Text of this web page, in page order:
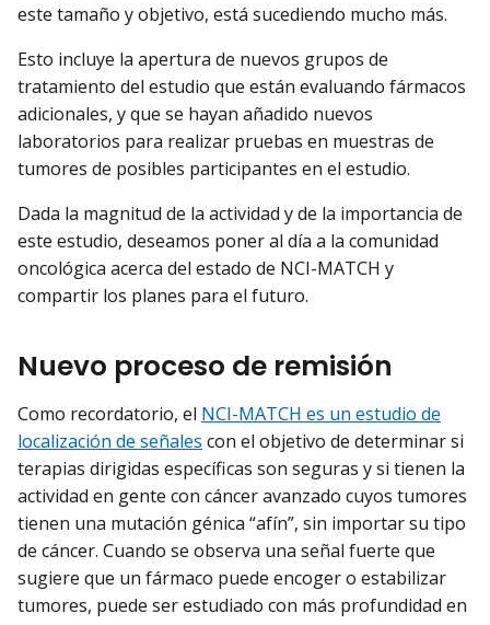
este tamaño y objetivo, está sucediendo mucho más.
Esto incluye la apertura de nuevos grupos de
tratamiento del estudio que están evaluando fármacos
adicionales, y que se hayan añadido nuevos
laboratorios para realizar pruebas en muestras de
tumores de posibles participantes en el estudio.
Dada la magnitud de la actividad y de la importancia de
este estudio, deseamos poner al día a la comunidad
oncológica acerca del estado de NCI-MATCH y
compartir los planes para el futuro.
Nuevo proceso de remisión
Como recordatorio, el NCI-MATCH es un estudio de
localización de señales con el objetivo de determinar si
terapias dirigidas específicas son seguras y si tienen la
actividad en gente con cáncer avanzado cuyos tumores
tienen una mutación génica “afín”, sin importar su tipo
de cáncer. Cuando se observa una señal fuerte que
sugiere que un fármaco puede encoger o estabilizar
tumores, puede ser estudiado con más profundidad en